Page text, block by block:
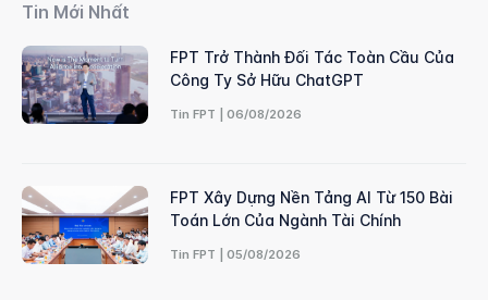
Tin Mới Nhất
FPT Trở Thành Đối Tác Toàn Cầu Của
Công Ty Sở Hữu ChatGPT
Tin FPT | 06/08/2026
FPT Xây Dựng Nền Tảng AI Từ 150 Bài
Toán Lớn Của Ngành Tài Chính
Tin FPT | 05/08/2026